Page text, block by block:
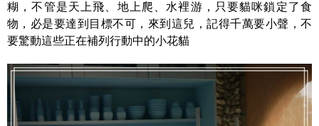
糊，不管是天上飛、地上爬、水裡游，只要貓咪鎖定了食
物，必是要達到目標不可，來到這兒，記得千萬要小聲，不
要驚動這些正在補列行動中的小花貓